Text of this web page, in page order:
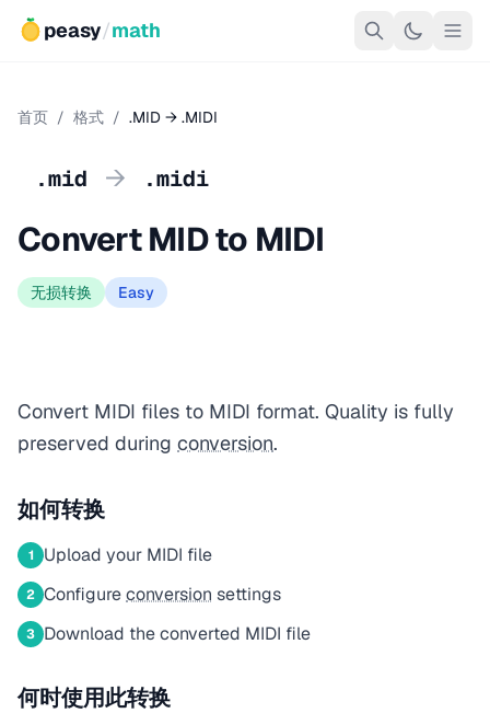
peasy/math
首页 / 格式 / .MID → .MIDI
.mid → .midi
Convert MID to MIDI
无损转换 Easy
Convert MIDI files to MIDI format. Quality is fully
preserved during conversion.
如何转换
1 Upload your MIDI file
2 Configureconversion settings
3 Download the converted MIDI file
何时使用此转换